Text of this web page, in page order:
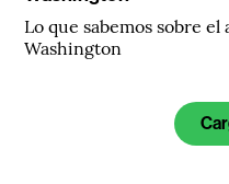
Lo que sabemos sobre
Washington